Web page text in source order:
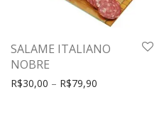
SALAME ITALIANO
NOBRE
R$30,00 – R$79,90